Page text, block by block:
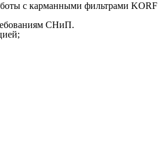
с карманными фильтрами
СНиП.